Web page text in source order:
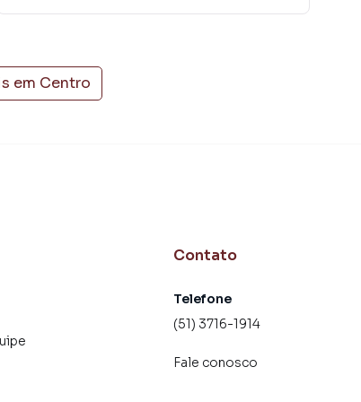
em Centro
Contato
Telefone
(51) 3716-1914
Fale conosco